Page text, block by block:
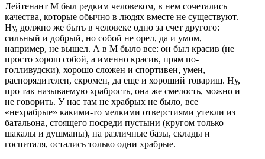
Лейтенант М был редким человеком, в нем сочетались
качества, которые обычно в людях вместе не существуют.
Ну, должно же быть в человеке одно за счет другого:
сильный и добрый, но собой не орел, да и умом,
например, не вышел. А в М было все: он был красив (не
просто хорош собой, а именно красив, прям по-
голливудски), хорошо сложен и спортивен, умен,
распорядителен, скромен, да еще и хороший товарищ. Ну,
про так называемую храбрость, она же смелость, можно и
не говорить. У нас там не храбрых не было, все
«нехрабрые» какими-то мелкими отверстиями утекли из
батальона, стоящего посреди пустыни (кругом только
шакалы и душманы), на различные базы, склады и
госпиталя, остались только одни храбрые.